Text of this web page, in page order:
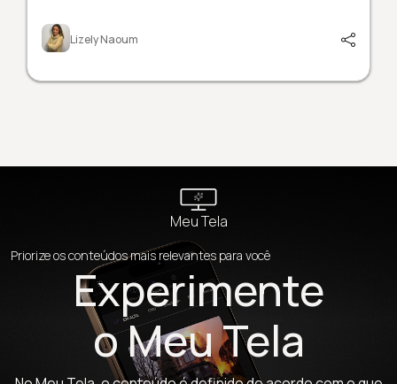
Lizely Naoum
Meu Tela
Priorize os conteúdos mais relevantes para você
Experimente
o Meu Tela